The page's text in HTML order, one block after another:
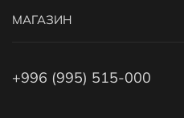
МАГАЗИН
+996 (995) 515-000